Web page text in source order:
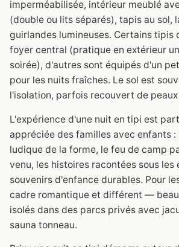
imperméabilisée, intérieur meublé
(double ou lits séparés), tapis au sol,
guirlandes lumineuses. Certains tipis
foyer central (pratique en extérieur
soirée), d'autres sont équipés d'un
pour les nuits fraîches. Le sol est
l'isolation, parfois recouvert de
L'expérience d'une nuit en tipi est
appréciée des familles avec enfants :
ludique de la forme, le feu de camp
venu, les histoires racontées sous les
souvenirs d'enfance durables. Pour
cadre romantique et différent —
isolés dans des parcs privés avec
sauna tonneau.